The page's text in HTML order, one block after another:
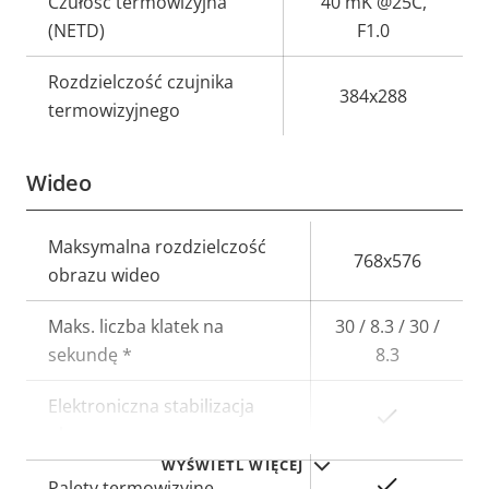
WYŚWIETL WIĘCEJ
(NETD)
F1.0
Rozdzielczość czujnika
termowizyjnego
384x288
Wideo
Opis
nieruchomości
Wartość
Maksymalna rozdzielczość
obrazu wideo
768x576
Maks. liczba klatek na
sekundę *
30 / 8.3 / 30 /
8.3
Elektroniczna stabilizacja